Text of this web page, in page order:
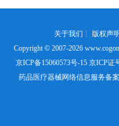
关于我们 ┊ 版权声
Copyright © 2007-2026
京ICP备15060573号-15京ICP证
药品医疗器械网络信息服务备